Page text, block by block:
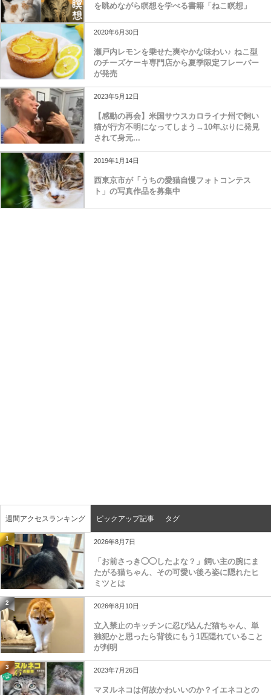
を眺めながら瞑想を学べる書籍「ねこ瞑想」
2020年6月30日
瀬戸内レモンを乗せた爽やかな味わい♪ ねこ型
のチーズケーキ専門店から夏季限定フレーバー
が発売
2023年5月12日
【感動の再会】米国サウスカロライナ州で飼い
猫が行方不明になってしまう→10年ぶりに発見
されて身元...
2019年1月14日
西東京市が「うちの愛猫自慢フォトコンテス
ト」の写真作品を募集中
週間アクセスランキング ピックアップ記事 タグ
1 2026年8月7日
「お前さっき◯◯したよな？」飼い主の腕にま
たがる猫ちゃん、その可愛い後ろ姿に隠れたヒ
ミツとは
2 2026年8月10日
立入禁止のキッチンに忍び込んだ猫ちゃん、単
独犯かと思ったら背後にもう1匹隠れていること
が判明
3 2023年7月26日
マヌルネコは何故かわいいのか？イエネコとの